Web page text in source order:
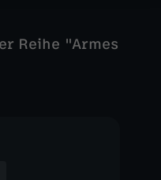
Reihe "Armes